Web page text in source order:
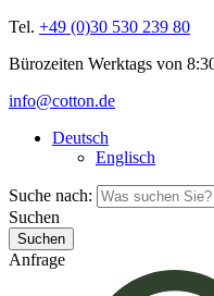
Tel. +49 (0)30 530 239 80
Bürozeiten Werktags von
info@cotton.de
Deutsch
Englisch
Suche nach:
Suchen
Anfrage